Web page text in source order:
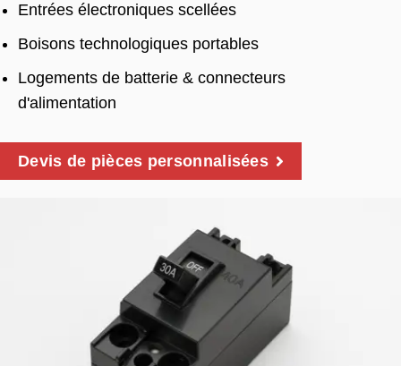
Entrées électroniques scellées
Boisons technologiques portables
Logements de batterie & connecteurs
d'alimentation
Devis de pièces personnalisées